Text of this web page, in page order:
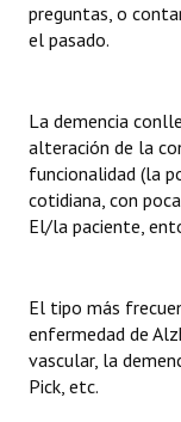
Noticias
Datos Históricos
Premio al Mérito
Audiencias
Periodistas
Ciudadano Ilustre
preguntas, o
el pasado.
La demencia
alteración de la
funcionalidad (la
cotidiana, con
El/la paciente,
El tipo más
enfermedad de
vascular, la
Pick, etc.